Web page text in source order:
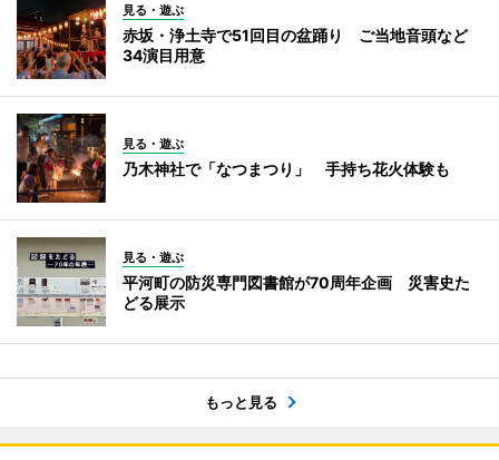
見る・遊ぶ
赤坂・浄土寺で51回目の盆踊り ご当地音頭など
34演目用意
見る・遊ぶ
乃木神社で「なつまつり」 手持ち花火体験も
見る・遊ぶ
平河町の防災専門図書館が70周年企画 災害史た
どる展示
もっと見る